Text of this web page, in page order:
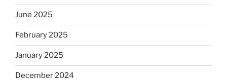
June 2025
February 2025
January 2025
December 2024